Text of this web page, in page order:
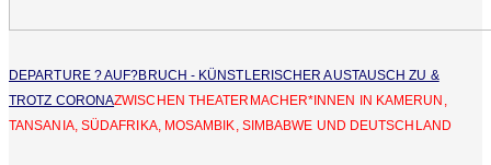
DEPARTURE ? AUF?BRUCH - KÜNSTLERISCHER AUSTAUSCH ZU &
TROTZ CORONAZWISCHEN THEATERMACHER*INNEN IN KAMERUN,
TANSANIA, SÜDAFRIKA, MOSAMBIK, SIMBABWE UND DEUTSCHLAND